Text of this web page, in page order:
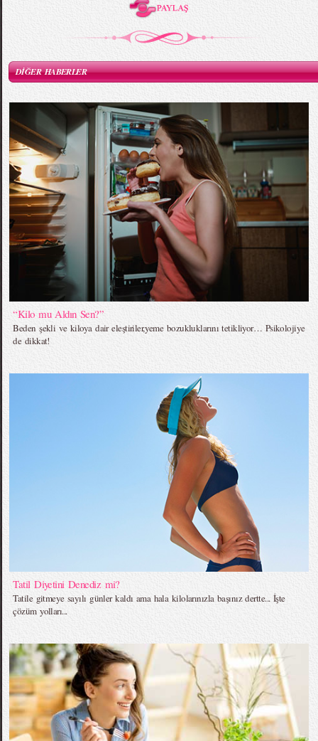
DİĞER HABERLER
“Kilo mu Aldın Sen?”
Beden şekli ve kiloya dair eleştiriler,yeme bozukluklarını tetikliyor… Psikolojiye
de dikkat!
Tatil Diyetini Denediz mi?
Tatile gitmeye sayılı günler kaldı ama hala kilolarınızla başınız dertte... İşte
çözüm yolları...